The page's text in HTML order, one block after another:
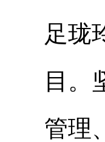
足珑
目。
管理